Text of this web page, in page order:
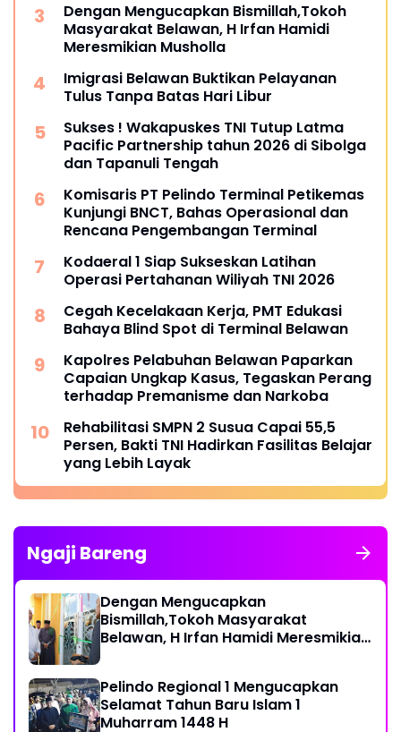
Dengan Mengucapkan Bismillah,Tokoh
Masyarakat Belawan, H Irfan Hamidi
Meresmikian Musholla
Imigrasi Belawan Buktikan Pelayanan
Tulus Tanpa Batas Hari Libur
Sukses ! Wakapuskes TNI Tutup Latma
Pacific Partnership tahun 2026 di Sibolga
dan Tapanuli Tengah
Komisaris PT Pelindo Terminal Petikemas
Kunjungi BNCT, Bahas Operasional dan
Rencana Pengembangan Terminal
Kodaeral 1 Siap Sukseskan Latihan
Operasi Pertahanan Wiliyah TNI 2026‎
Cegah Kecelakaan Kerja, PMT Edukasi
Bahaya Blind Spot di Terminal Belawan
Kapolres Pelabuhan Belawan Paparkan
Capaian Ungkap Kasus, Tegaskan Perang
terhadap Premanisme dan Narkoba
Rehabilitasi SMPN 2 Susua Capai 55,5
Persen, Bakti TNI Hadirkan Fasilitas Belajar
yang Lebih Layak
Ngaji Bareng
Dengan Mengucapkan
Bismillah,Tokoh Masyarakat
Belawan, H Irfan Hamidi Meresmikian
Pelindo Regional 1 Mengucapkan
Selamat Tahun Baru Islam 1
Muharram 1448 H